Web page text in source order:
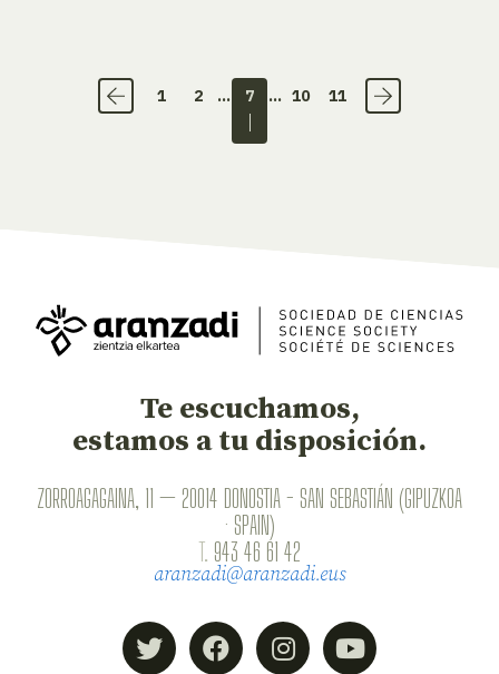
1 2 ... 7 ... 10 11
Te escuchamos,
estamos a tu disposición.
ZORROAGAGAINA, 11 — 20014 DONOSTIA - SAN SEBASTIÁN (GIPUZKOA
· SPAIN)
T. 943 46 61 42
aranzadi@aranzadi.eus